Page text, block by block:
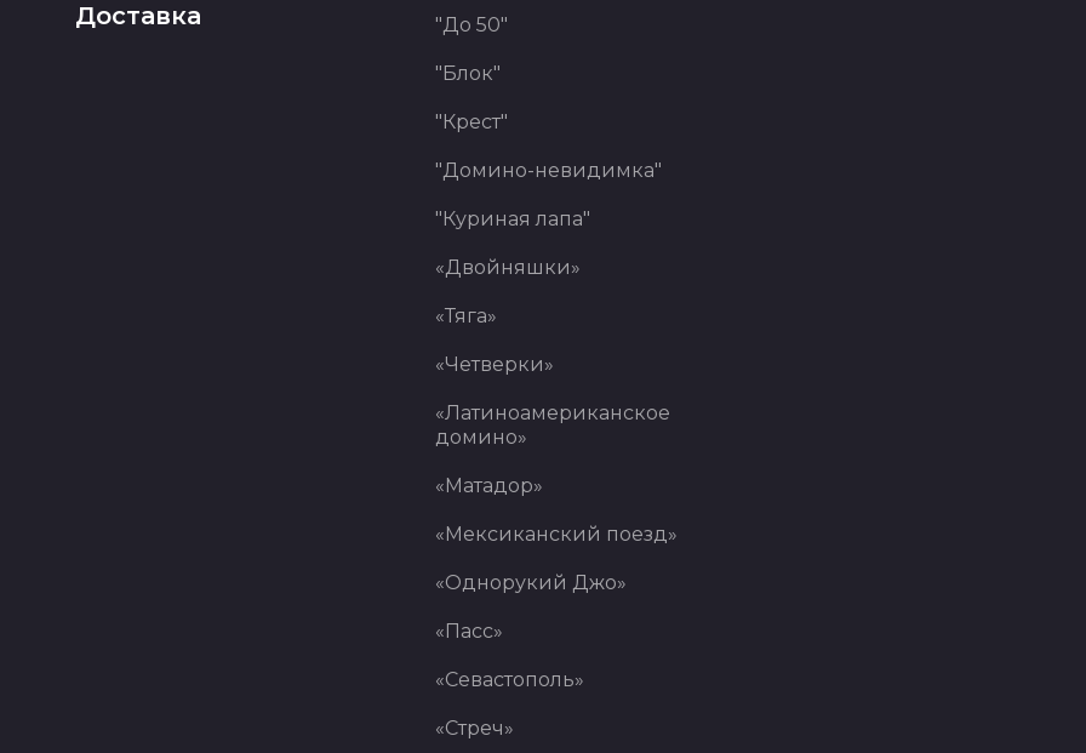
Доставка
"До 50"
"Блок"
"Крест"
"Домино-невидимка"
"Куриная лапа"
«Двойняшки»
«Тяга»
«Четверки»
«Латиноамериканское
домино»
«Матадор»
«Мексиканский поезд»
«Однорукий Джо»
«Пасс»
«Севастополь»
«Стреч»